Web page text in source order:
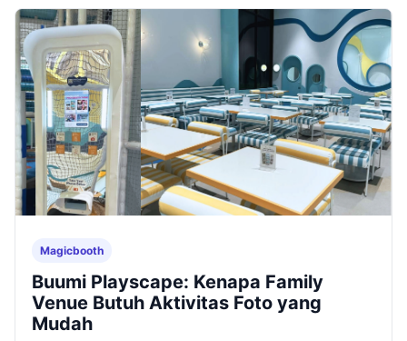
Magicbooth
Buumi Playscape: Kenapa Family
Venue Butuh Aktivitas Foto yang
Mudah